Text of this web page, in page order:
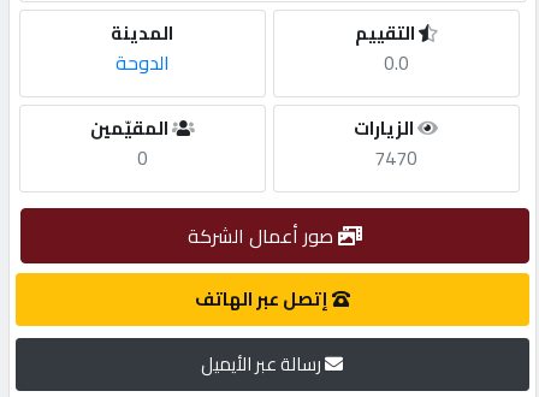
مطلوب
طلب
الاحصائيات
المدينة
الدوحة
التقييم
0.0
المقيّمين
0
الزيارات
7470
صور أعمال الشركة
إتصل عبر الهاتف
رسالة عبر الأيميل